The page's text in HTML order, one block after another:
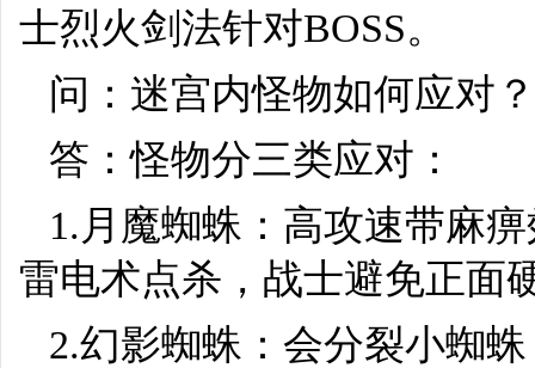
士烈火剑法针对BOSS。
问：迷宫内怪物如何应对
答：怪物分三类应对：
1.月魔蜘蛛：高攻速带麻
雷电术点杀，战士避免正面
2.幻影蜘蛛：会分裂小蜘